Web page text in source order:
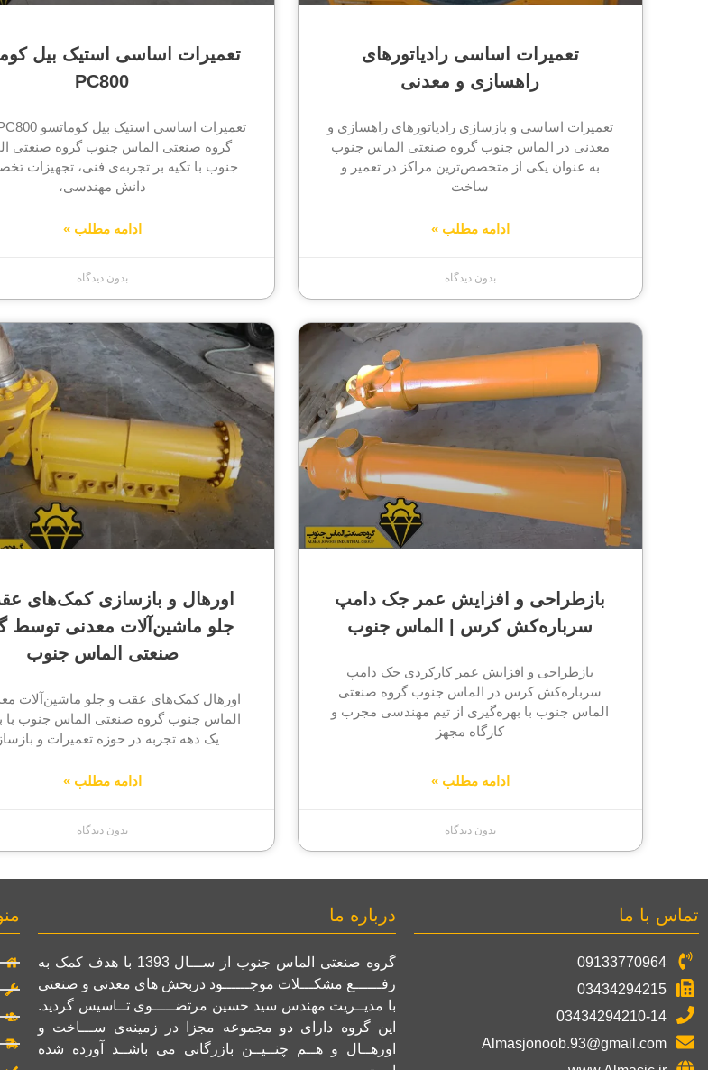
تعمیرات اساسی رادیاتورهای
راهسازی و معدنی
تعمیرات اساسی و بازسازی رادیاتورهای راهسازی و
معدنی در الماس جنوب گروه صنعتی الماس جنوب
به عنوان یکی از متخصص‌ترین مراکز در تعمیر و
ساخت
ادامه مطلب »
بدون دیدگاه
تعمیرات اساسی استیک بیل
PC800
گروه صنعتی الماس جنوب گروه صنعتی
جنوب با تکیه بر تجربه‌ی فنی، تجهیزات
دانش مهندسی،
ادامه مطلب »
بدون دیدگاه
بازطراحی و افزایش عمر جک دامپ
سرباره‌کش کرس | الماس جنوب
بازطراحی و افزایش عمر کارکردی جک دامپ
سرباره‌کش کرس در الماس جنوب گروه صنعتی
الماس جنوب با بهره‌گیری از تیم مهندسی مجرب و
کارگاه مجهز
ادامه مطلب »
بدون دیدگاه
اورهال و بازسازی کمک‌های
جلو ماشین‌آلات معدنی توسط
صنعتی الماس جنوب
اورهال کمک‌های عقب و جلو ماشین‌آلات
الماس جنوب گروه صنعتی الماس جنوب با
یک دهه تجربه در حوزه تعمیرات و
ادامه مطلب »
بدون دیدگاه
تماس با ما
09133770964
03434294215
03434294210-14
Almasjonoob.93@gmail.com
درباره ما
گروه صنعتی الماس جنوب از ســـال 1393 با هدف کمک به
رفــــــع مشکـــلات موجــــــود دربخش های معدنی و صنعتی
با مدیــریت مهندس سید حسین مرتضـــــوی تــاسیس گردید.
این گروه دارای دو مجموعه مجزا در زمینه‌ی ســـاخت و
اورهــال و هــم چنــیــن بازرگانی می باشــد آورده شده